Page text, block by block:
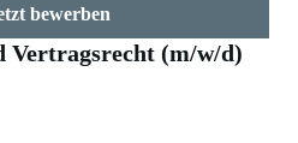
bewerben
Vertragsrecht (m/w/d)